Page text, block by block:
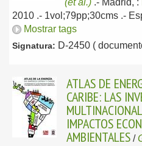
(et al.) .- Madrid, :
2010 .- 1vol;79pp;30cms .-
Mostrar tags
Signatura: D-2450 (
ATLAS DE
CARIBE: LAS
IMPACTOS
AMBIENTALES /